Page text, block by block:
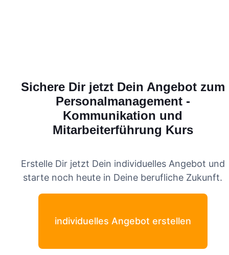
Sichere Dir jetzt Dein Angebot zum
Personalmanagement -
Kommunikation und
Mitarbeiterführung Kurs
Erstelle Dir jetzt Dein individuelles Angebot und
starte noch heute in Deine berufliche Zukunft.
individuelles Angebot erstellen